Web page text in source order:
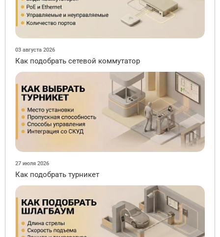
03 августа 2026
Как подобрать сетевой коммутатор
27 июля 2026
Как подобрать турникет